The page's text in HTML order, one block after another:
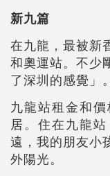
新九篇
在九龍，最被新
和奧運站。不少
了深圳的感覺」。
九龍站租金和
居。住在九龍
遠，我的朋友小
外陽光。